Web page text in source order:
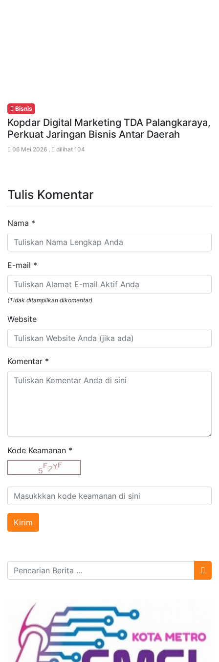
Bisnis
Kopdar Digital Marketing TDA Palangkaraya,
Perkuat Jaringan Bisnis Antar Daerah
06 Mei 2026 , dilihat 104
Tulis Komentar
Nama *
E-mail *
(Tidak ditampilkan dikomentar)
Website
Komentar *
Kode Keamanan *